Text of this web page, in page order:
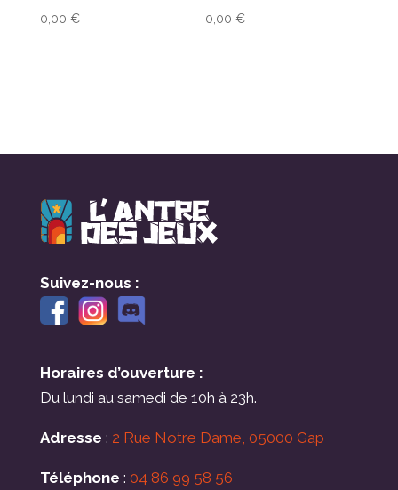
0,00 € 0,00€
Suivez-nous :
Horaires d’ouverture :
Du lundi au samedi de 10h à 23h.
Adresse : 2 Rue Notre Dame, 05000 Gap
Téléphone : 04 86 99 58 56